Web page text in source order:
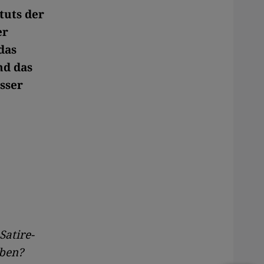
der
das